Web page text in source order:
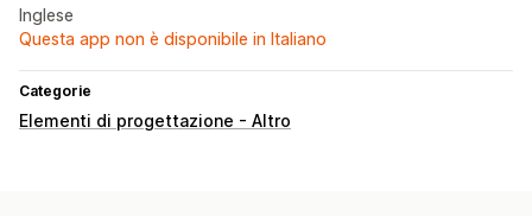
Inglese
Questa app non è disponibile in Italiano
Categorie
Elementi di progettazione - Altro